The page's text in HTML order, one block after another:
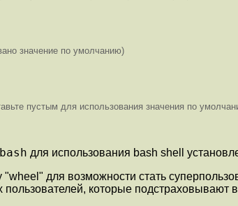
значение по умолчанию)
пустым для использования значения по
для использования bash shell
для возможности стать
которые подстраховывают